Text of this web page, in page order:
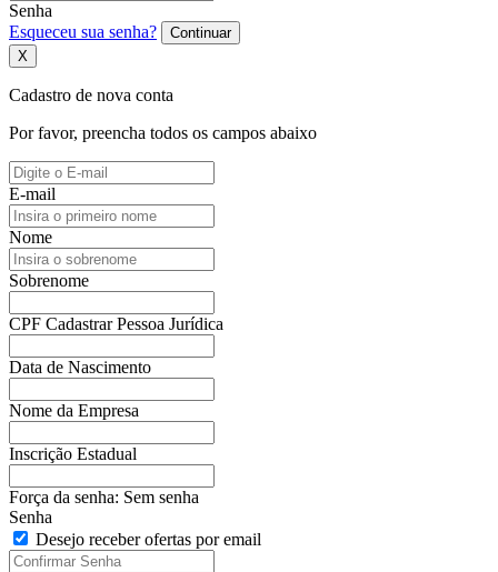
Senha
Esqueceu sua senha?
Continuar
X
Cadastro de nova conta
Por favor, preencha todos os campos abaixo
E-mail
Nome
Sobrenome
CPF Cadastrar Pessoa Jurídica
Data de Nascimento
Nome da Empresa
Inscrição Estadual
Força da senha: Sem senha
Senha
Desejo receber ofertas por email